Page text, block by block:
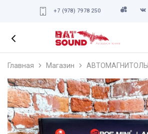
+7 (978) 7978 250
Главная Магазин АВТОМАГНИТОЛЫ